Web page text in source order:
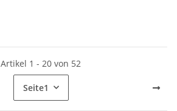
Artikel 1 - 20 von 52
Seite1